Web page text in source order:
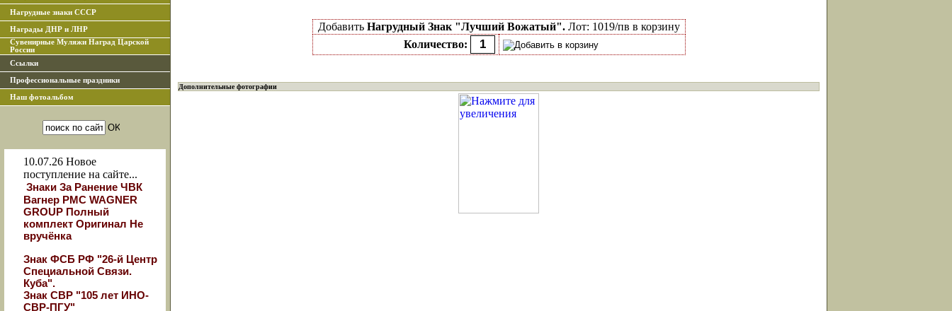
Нагрудные знаки СССР
Награды ДНР и ЛНР
Сувенирные Муляжи Наград Царской
России
Ссылки
Профессиональные праздники
Наш фотоальбом
10.07.26 Новое
поступление на сайте...
Знаки За Ранение ЧВК
Вагнер РМС WAGNER
GROUP Полный
комплект Оригинал Не
вручёнка
Знак ФСБ РФ "26-й Центр
Специальной Связи.
Куба".
Знак СВР "105 лет ИНО-
СВР-ПГУ"
Добавить Нагрудный Знак "Лучший Вожатый".Лот: 1019/пв в корзину
Количество:
Дополнительные фотографии